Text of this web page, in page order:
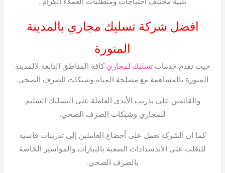
افضل شركة تسليك مجاري بالمدينة
المنورة
حيث تقدم خدمات تسليك لمجاري كافة المناطق التابعة لالمدينة
المنورة بالمساهمة مع مصلحة المياه وشبكات الصرف الصحي.
والقائمين على تدريب الأيدي العاملة على التسليك السليم
للمجاري وشبكات الصرف الصحي.
كما ان الشركة تعمل على أخضاع العاملين إلى تدريبات قاسية
للتغلب على الاندسدادات الصعبة بالبيارات والمواسير الخاصة
بالصرف الصحي.